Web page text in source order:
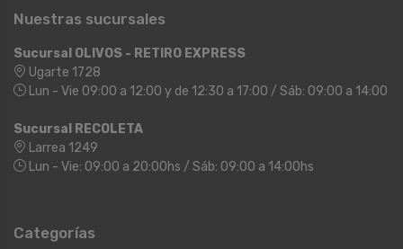
Nuestras sucursales
Sucursal OLIVOS - RETIRO EXPRESS
Ugarte 1728
Lun - Vie 09:00 a 12:00 y de 12:30 a 17:00 / Sáb: 09:00 a 14:00
Sucursal RECOLETA
Larrea 1249
Lun - Vie: 09:00 a 20:00hs / Sáb: 09:00 a 14:00hs
Categorías